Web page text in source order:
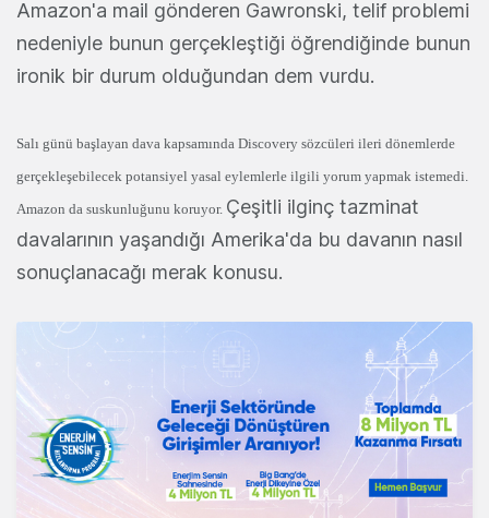
Amazon'a mail gönderen Gawronski, telif problemi
nedeniyle bunun gerçekleştiği öğrendiğinde bunun
ironik bir durum olduğundan dem vurdu.
Salı günü başlayan dava kapsamında Discovery sözcüleri ileri dönemlerde
gerçekleşebilecek potansiyel yasal eylemlerle ilgili yorum yapmak istemedi.
Amazon da suskunluğunu koruyor. Çeşitli ilginç tazminat
davalarının yaşandığı Amerika'da bu davanın nasıl
sonuçlanacağı merak konusu.